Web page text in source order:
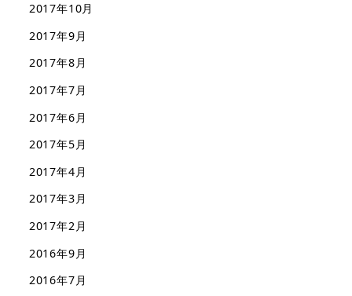
2017年10月
2017年9月
2017年8月
2017年7月
2017年6月
2017年5月
2017年4月
2017年3月
2017年2月
2016年9月
2016年7月